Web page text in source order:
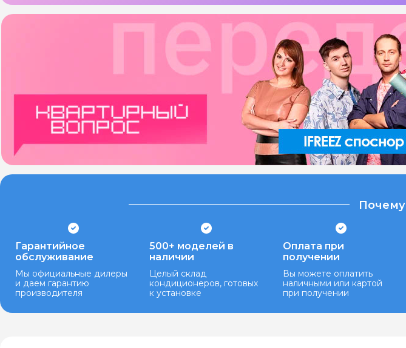
Почему
Гарантийное
обслуживание
Мы официальные дилеры
и даем гарантию
производителя
500+ моделей в
наличии
Целый склад
кондиционеров, готовых
к установке
Оплата при
получении
Вы можете оплатить
наличными или картой
при получении